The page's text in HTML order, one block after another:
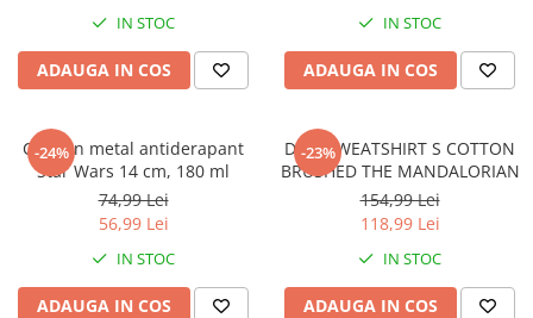
Pantofi sport fete
Sandale fete
IN STOC
ADAUGA IN COS
IN STOC
ADAUGA IN COS
-24%
Castron metal antiderapant
Star Wars 14 cm, 180 ml
74,99 Lei
56,99 Lei
IN STOC
ADAUGA IN COS
-23%
DOG SWEATSHIRT S COTTON
BRUSHED THE MANDALORIAN
154,99 Lei
118,99 Lei
IN STOC
ADAUGA IN COS